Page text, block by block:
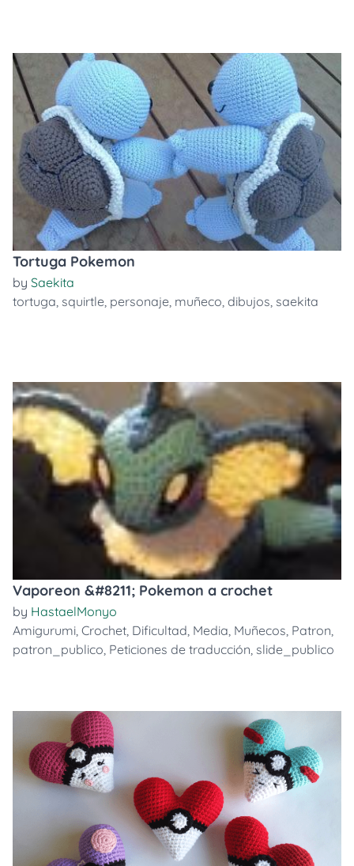
Tortuga Pokemon
by Saekita
tortuga, squirtle, personaje, muñeco, dibujos, saekita
Vaporeon &#8211; Pokemon a crochet
by HastaelMonyo
Amigurumi, Crochet, Dificultad, Media, Muñecos, Patron,
patron_publico, Peticiones de traducción, slide_publico